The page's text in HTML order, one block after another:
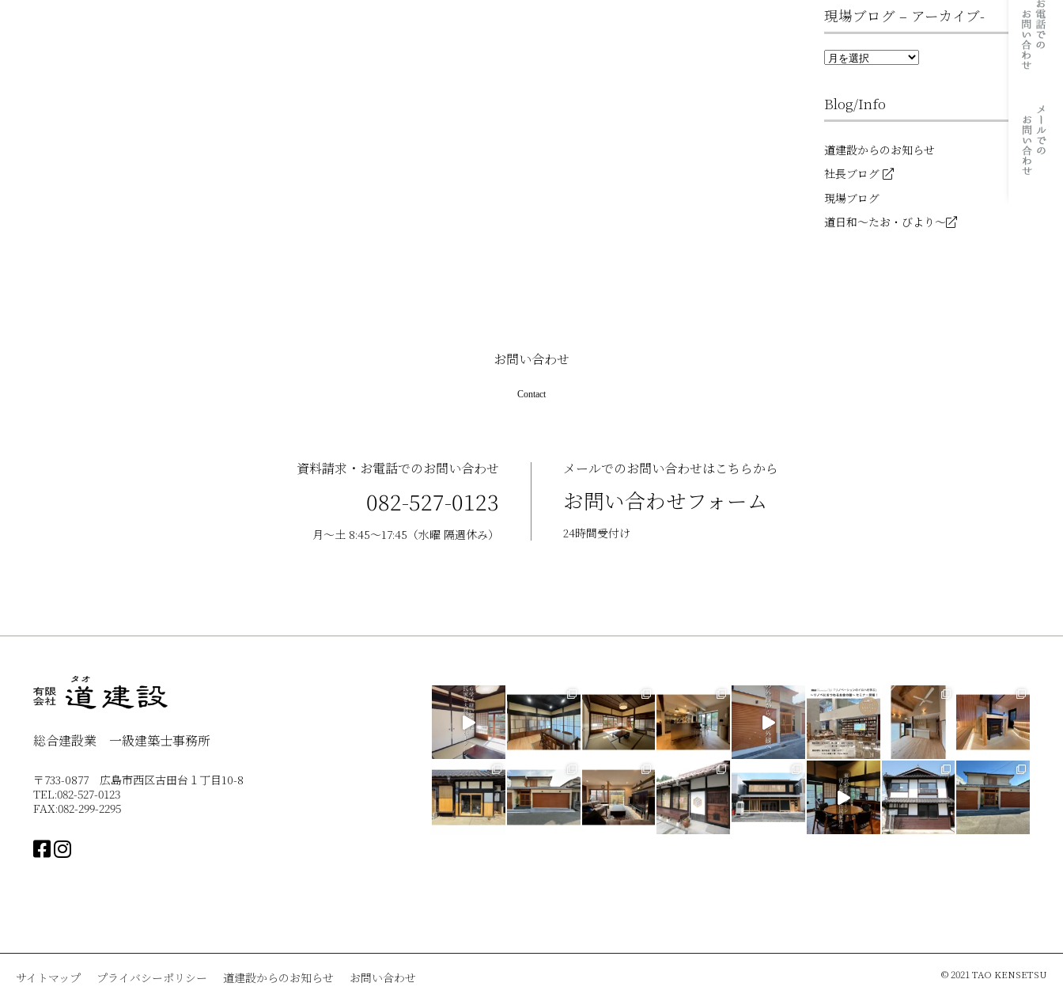
現場ブログ – アーカイブ-
現
場
グ
–
ー
カ
イ
ブ-
Blog/Info
道建設からのお知らせ
社長ブログ
現場ブログ
道日和～たお・びより～
お問い合わせ
Contact
資料請求・お電話でのお問い合わせ
082-527-0123
月〜土 8:45〜17:45（水曜 隔週休み）
メールでのお問い合わせはこちらから
お問い合わせフォーム
24時間受付け
総合建設業 一級建築士事務所
〒733-0877 広島市西区古田台１丁目10-8
TEL:082-527-0123
FAX:082-299-2295
サイトマップ プライバシーポリシー 道建設からのお知らせ お問い合わせ © 2021 TAO KENSETSU